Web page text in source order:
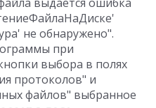
не обнаружено".
при
выбора в полях
протоколов" и
файлов" выбранное